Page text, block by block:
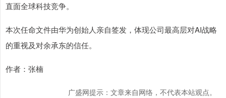
直面全球科技竞争。
本次任命文件由华为创始人亲自签发，体现公司最高层对AI战略
的重视及对余承东的信任。
作者：张楠
广盛网提示：文章来自网络，不代表本站观点。